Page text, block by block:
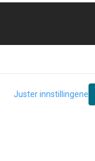
Juster innstillingene